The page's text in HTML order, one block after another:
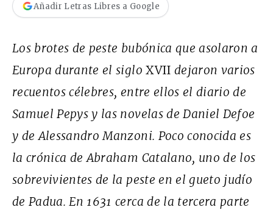
Añadir Letras Libres a Google
Los brotes de peste bubónica que asolaron a
Europa durante el sigloXVII dejaron varios
recuentos célebres, entre ellos el diario de
Samuel Pepys y las novelas de Daniel Defoe
y de Alessandro Manzoni. Poco conocida es
la crónica de Abraham Catalano, uno de los
sobrevivientes de la peste en el gueto judío
de Padua. En 1631 cerca de la tercera parte